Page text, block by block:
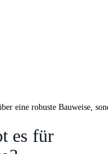
eine robuste Bauweise,
es für